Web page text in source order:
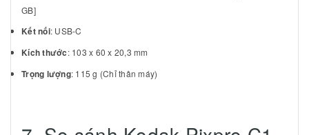
GB]
Kết nối: USB-C
Kích thước: 103 x 60 x 20,3 mm
Trọng lượng: 115 g (Chỉ thân máy)